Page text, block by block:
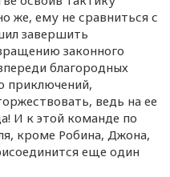
же, ему не сравниться с
завершить
законного
благородных
приключений,
ведь на ее
И к этой команде по
кроме Робина, Джона,
еще один